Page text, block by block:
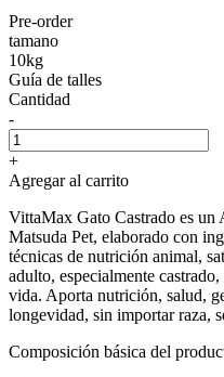
Pre-order
tamano
10kg
Guía de talles
Cantidad
-
+
Agregar al carrito
VittaMax Gato Castrado es un
Matsuda Pet, elaborado con
técnicas de nutrición animal,
adulto, especialmente
vida. Aporta nutrición, salud,
longevidad, sin importar raza,
Composición básica del